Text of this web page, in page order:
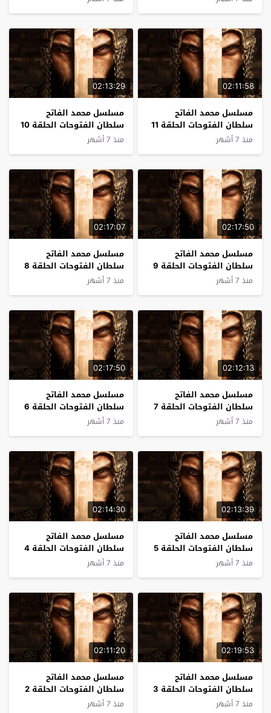
02:11:58
مسلسل محمد الفاتح
سلطان الفتوحات الحلقة 11
مترجم
منذ 7 أشهر
02:13:29
مسلسل محمد الفاتح
سلطان الفتوحات الحلقة 10
مترجم
منذ 7 أشهر
02:17:50
مسلسل محمد الفاتح
سلطان الفتوحات الحلقة 9
مترجم
منذ 7 أشهر
02:17:07
مسلسل محمد الفاتح
سلطان الفتوحات الحلقة 8
مترجم
منذ 7 أشهر
02:12:13
مسلسل محمد الفاتح
سلطان الفتوحات الحلقة 7
مترجم
منذ 7 أشهر
02:17:50
مسلسل محمد الفاتح
سلطان الفتوحات الحلقة 6
مترجم
منذ 7 أشهر
02:13:39
مسلسل محمد الفاتح
سلطان الفتوحات الحلقة 5
مترجم
منذ 7 أشهر
02:14:30
مسلسل محمد الفاتح
سلطان الفتوحات الحلقة 4
مترجم
منذ 7 أشهر
02:19:53
مسلسل محمد الفاتح
سلطان الفتوحات الحلقة 3
مترجم
منذ 7 أشهر
02:11:20
مسلسل محمد الفاتح
سلطان الفتوحات الحلقة 2
مترجم
منذ 7 أشهر